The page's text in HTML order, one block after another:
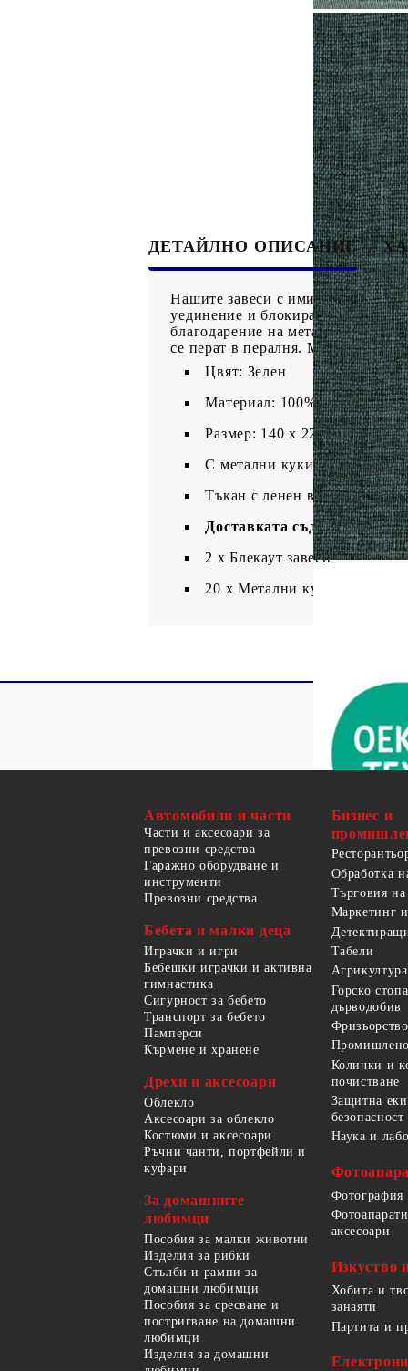
ДЕТАЙЛНО ОПИСАНИЕ
Нашите завеси с имитация на лен
уединение и блокират по-
благодарение на металните куки.
се перат в пералня. Моля,
Цвят: Зелен
Материал: 100% полиестер
Размер: 140 х 225 cм (Ш х В)
С метални куки
Тъкан с ленен вид
Доставката съдържа
2 x Блекаут завеси
20 х Метални куки
Автомобили и части
Части и аксесоари за
превозни средства
Гаражно оборудване и
инструменти
Превозни средства
Бебета и малки деца
Играчки и игри
Бебешки играчки и активна
гимнастика
Сигурност за бебето
Транспорт за бебето
Памперси
Кърмене и хранене
Дрехи и аксесоари
Облекло
Аксесоари за облекло
Костюми и аксесоари
Ръчни чанти, портфейли и
куфари
За домашните
любимци
Пособия за малки животни
Изделия за рибки
Стълби и рампи за
домашни любимци
Пособия за сресване и
постригване на домашни
любимци
Изделия за домашни
Бизнес и
Обработка
Търговия
Маркетинг
Табели
Агрикултура
Горско
дърводобив
Колички и
почистване
Защитна
Наука и
Фотография
аксесоари
Изкуство
Хобита и
занаяти
Партита и